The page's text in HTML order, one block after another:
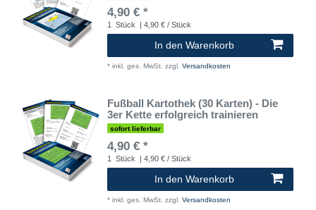
4,90 € *
1 Stück | 4,90 € / Stück
In den Warenkorb
* inkl. ges. MwSt. zzgl. Versandkosten
Fußball Kartothek (30 Karten) - Die
3er Kette erfolgreich trainieren
sofort lieferbar
4,90 € *
1 Stück | 4,90 € / Stück
In den Warenkorb
* inkl. ges. MwSt. zzgl. Versandkosten